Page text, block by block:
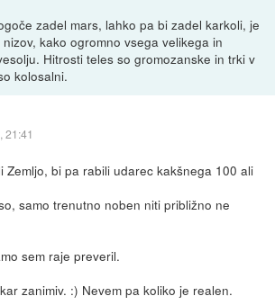
zadel mars, lahko pa bi zadel karkoli, je
kako ogromno vsega velikega in
Hitrosti teles so gromozanske in trki v
kolosalni.
21:41
Zemljo, bi pa rabili udarec kakšnega 100 ali
samo trenutno noben niti približno ne
sem raje preveril.
zanimiv. :) Nevem pa koliko je realen.